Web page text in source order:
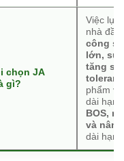
chọn JA
gì?
Việc
nhà đầu
công
lớn,
tăng
phẩm
dài hạn
BOS,
và nâng
dài hạn.